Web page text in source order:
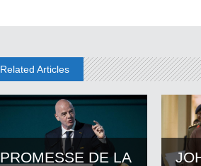
Related Articles
PROMESSE DE LA